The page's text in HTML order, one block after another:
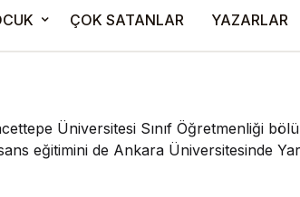
ÇOK SATANLAR YAZARLAR
Üniversitesi Sınıf Öğretmenliği
eğitimini de Ankara Üniversitesinde